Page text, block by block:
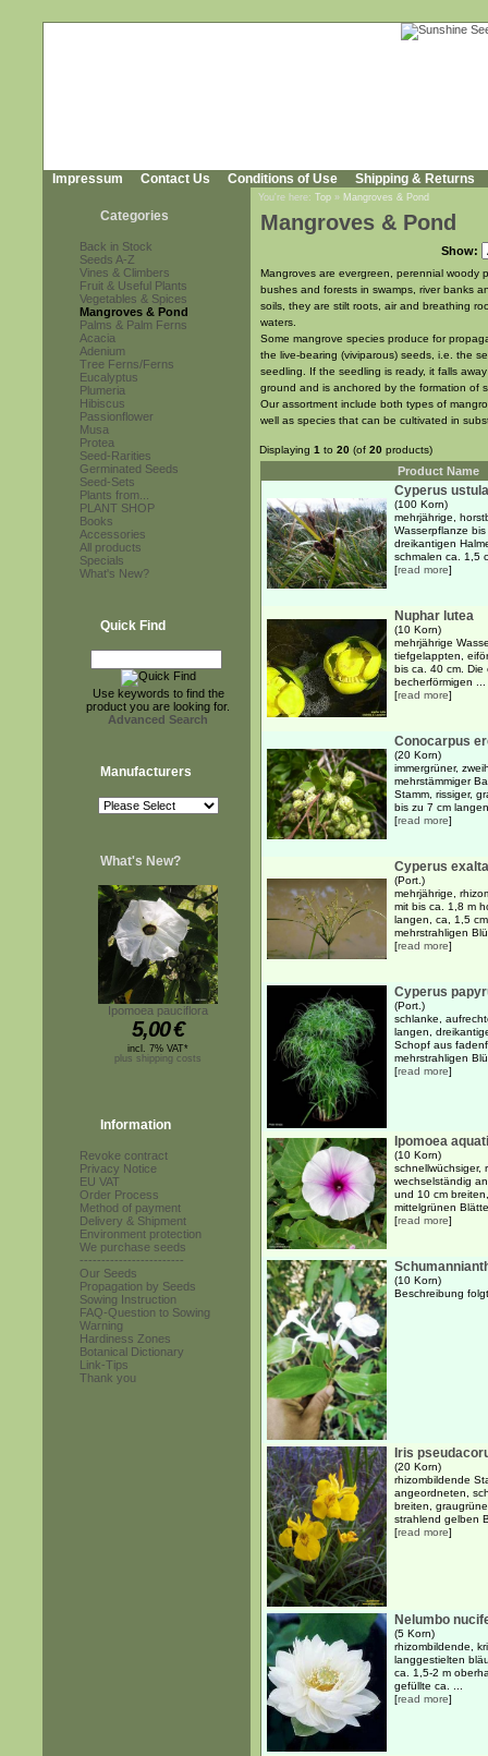
Impressum Contact Us Conditions of Use Shipping & Returns
Categories
Back in Stock
Seeds A-Z
Vines & Climbers
Fruit & Useful Plants
Vegetables & Spices
Mangroves & Pond
Palms & Palm Ferns
Acacia
Adenium
Tree Ferns/Ferns
Eucalyptus
Plumeria
Hibiscus
Passionflower
Musa
Protea
Seed-Rarities
Germinated Seeds
Seed-Sets
Plants from...
PLANT SHOP
Books
Accessories
All products
Specials
What's New?
Quick Find
Use keywords to find the
product you are looking for.
Advanced Search
Manufacturers
What's New?
Ipomoea pauciflora
5,00€
incl. 7% VAT*
plus shipping costs
Information
Revoke contract
Privacy Notice
EU VAT
Order Process
Method of payment
Delivery & Shipment
Environment protection
We purchase seeds
------------------------
Our Seeds
Propagation by Seeds
Sowing Instruction
FAQ-Question to Sowing
Warning
Hardiness Zones
Botanical Dictionary
Link-Tips
Thank you
You're here: Top » Mangroves & Pond
Mangroves & Pond
Show:
Mangroves are evergreen, perennial woody
bushes and forests in swamps, river banks
soils, they are stilt roots, air and breathing
waters.
Some mangrove species produce for
the live-bearing (viviparous) seeds, i.e. the
seedling. If the seedling is ready, it falls
ground and is anchored by the formation of
Our assortment include both types of
well as species that can be cultivated in
Displaying 1 to 20 (of 20 products)
Product Name
Cyperus
(100 Korn)
mehrjährige,
Wasserpflanze
dreikantigen
schmalen ca. 1,5
[read more]
Nuphar lutea
(10 Korn)
mehrjährige
tiefgelappten,
bis ca. 40 cm.
becherförmigen ...
[read more]
Conocarpus
(20 Korn)
immergrüner,
mehrstämmiger
Stamm, rissiger,
bis zu 7 cm
[read more]
Cyperus
(Port.)
mehrjährige,
mit bis ca. 1,8 m
langen, ca, 1,5
mehrstrahligen
[read more]
Cyperus
(Port.)
schlanke,
langen,
Schopf aus
mehrstrahligen
[read more]
Ipomoea
(10 Korn)
schnellwüchsiger,
wechselständig
und 10 cm
mittelgrünen
[read more]
(10 Korn)
Beschreibung
Iris
(20 Korn)
rhizombildende
angeordneten,
breiten,
strahlend gelben
[read more]
Nelumbo
(5 Korn)
rhizombildende,
langgestielten
ca. 1,5-2 m
gefüllte ca. ...
[read more]